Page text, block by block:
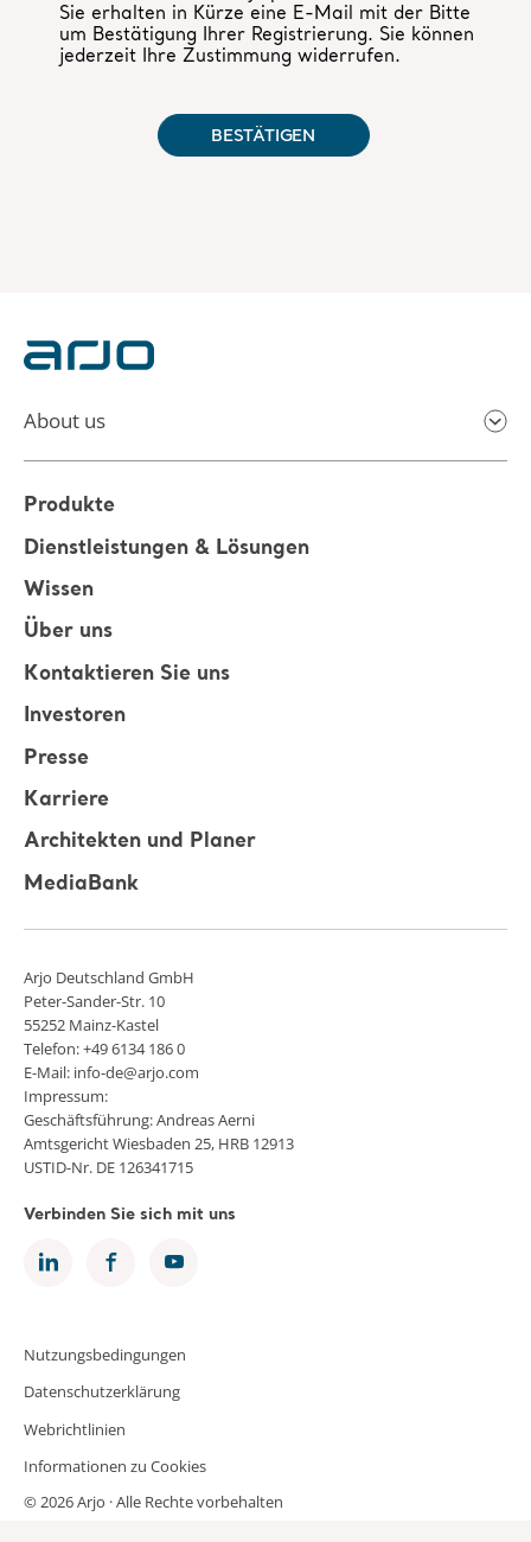
About us
Produkte
Dienstleistungen & Lösungen
Wissen
Über uns
Kontaktieren Sie uns
Investoren
Presse
Karriere
Architekten und Planer
MediaBank
Arjo Deutschland GmbH
Peter-Sander-Str. 10
55252 Mainz-Kastel
Telefon: +49 6134 186 0
E-Mail: info-de@arjo.com
Impressum:
Geschäftsführung: Andreas Aerni
Amtsgericht Wiesbaden 25, HRB 12913
USTID-Nr. DE 126341715
Verbinden Sie sich mit uns
Nutzungsbedingungen
Datenschutzerklärung
Webrichtlinien
Informationen zu Cookies
© 2026 Arjo · Alle Rechte vorbehalten